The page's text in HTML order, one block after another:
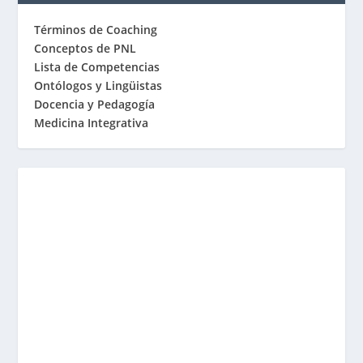
Términos de Coaching
Conceptos de PNL
Lista de Competencias
Ontólogos y Lingüistas
Docencia y Pedagogía
Medicina Integrativa